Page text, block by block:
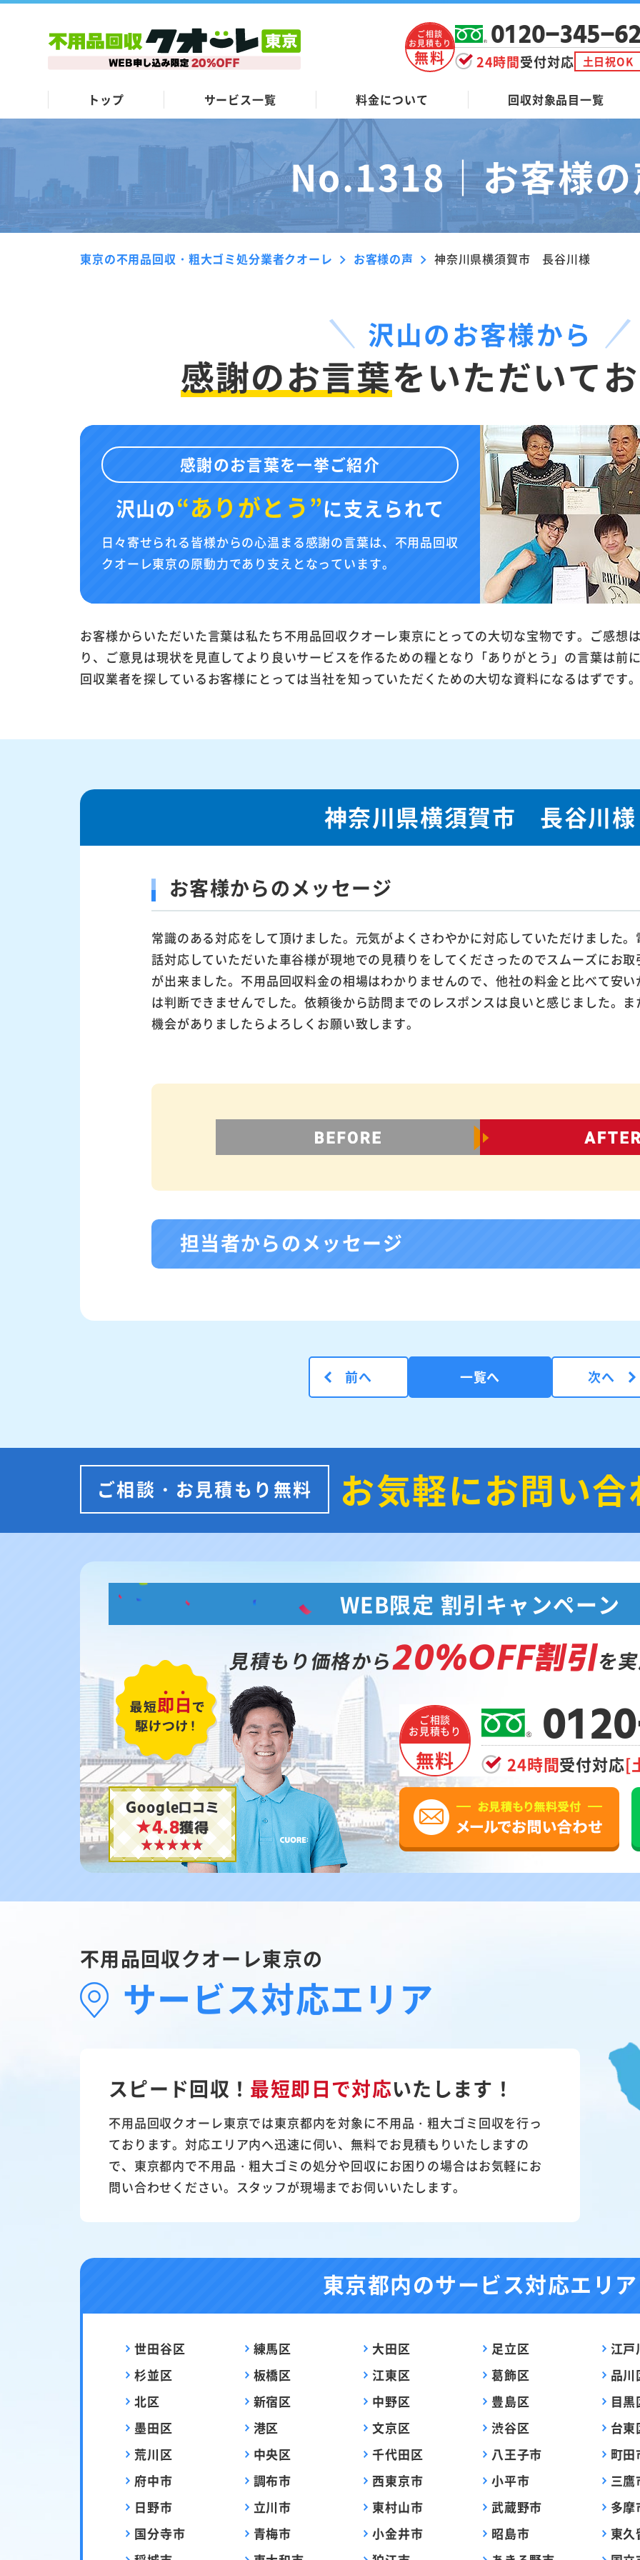
ご相談
お見積もり
無料
0120-345-
24時間受付対応 土日祝OK
トップ サービス一覧 料金について 回収対象品目一覧
No.1318｜お客様
東京の不用品回収・粗大ゴミ処分業者クオーレ お客様の声 神奈川県横須賀市 長谷川様
沢山のお客様から
感謝のお言葉をいただいて
感謝のお言葉を一挙ご紹介
沢山の“ありがとう”に支えられて
日々寄せられる皆様からの心温まる感謝の言葉は、不用品回収
クオーレ東京の原動力であり支えとなっています。
お客様からいただいた言葉は私たち不用品回収クオーレ東京にとっての大切な宝物です。ご感想
り、ご意見は現状を見直してより良いサービスを作るための糧となり「ありがとう」の言葉は前
回収業者を探しているお客様にとっては当社を知っていただくための大切な資料になるはずです
神奈川県横須賀市 長谷川様
お客様からのメッセージ
常識のある対応をして頂けました。元気がよくさわやかに対応していただけました。
話対応していただいた車谷様が現地での見積りをしてくださったのでスムーズにお取
が出来ました。不用品回収料金の相場はわかりませんので、他社の料金と比べて安い
は判断できませんでした。依頼後から訪問までのレスポンスは良いと感じました。ま
機会がありましたらよろしくお願い致します。
担当者からのメッセージ
前へ 一覧へ 次へ
ご相談・お見積もり無料 お気軽にお問い
Google口コミ
★4.8獲得
WEB限定 割引キャンペーン
見積もり価格から20%OFF割引を
ご相談
お見積もり
無料 24時間受付対応[
不用品回収クオーレ東京の
サービス対応エリア
スピード回収！ 最短即日で対応いたします！
不用品回収クオーレ東京では東京都内を対象に不用品・粗大ゴミ回収を行っ
ております。対応エリア内へ迅速に伺い、無料でお見積もりいたしますの
で、東京都内で不用品・粗大ゴミの処分や回収にお困りの場合はお気軽にお
問い合わせください。スタッフが現場までお伺いいたします。
東京都内のサービス対応エリア
世田谷区 練馬区 大田区 足立区
江戸
杉並区
板橋区 江東区 葛飾区
品川
北区
新宿区 中野区 豊島区
目黒
墨田区
港区 文京区 渋谷区
台東
荒川区
中央区 千代田区 八王子市
町田
府中市
調布市 西東京市 小平市
三鷹
日野市
立川市 東村山市 武蔵野市
多摩
国分寺市
青梅市 小金井市 昭島市
東